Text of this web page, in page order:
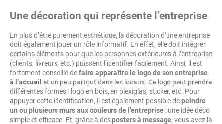
Une décoration qui représente l’entreprise
En plus d’être purement esthétique, la décoration d’une entreprise
doit également jouer un rôle informatif. En effet, elle doit intégrer
certains éléments pour que les personnes extérieures à l’entreprise
(clients, livreurs, etc.) puissent l’identifier facilement. Ainsi, il est
fortement conseillé defaire apparaître le logo de son entreprise
à l’accueil et un peu partout dans les locaux. Ce logo peut prendre
différentes formes : logo en bois, en plexiglas, sticker, etc. Pour
appuyer cette identification, il est également possible depeindre
un ou plusieurs murs aux couleurs de l’entreprise : une idée déco
simple et efficace. Et, grâce à desposters à message, vous avez là